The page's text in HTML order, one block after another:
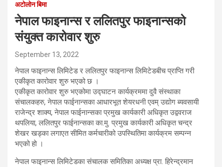
अटोलोन बिमा
नेपाल फाइनान्स र ललितपुर फाइनान्सको
संयुक्त कारोवार शुरु
September 13, 2022
नेपाल फाइनान्स लिमिटेड र ललितपुर फाइनान्स लिमिटेडबीच प्राप्ति गरी
एकीकृत कारोवार शुरु भएको छ ।
एकीकृत कारोवार शुरु भएकोमा उद्घाटन कार्यक्रममा दुवै संस्थाका
संचालकहरु, नेपाल फाईनान्सका आधारभूत शेयरधनी एवम् उद्योग ब्यवसायी
राजेन्द्र शाक्य, नेपाल फाईनान्सका प्रमुख कार्यकारी अधिकृत उद्ववराज
थपलिया, ललितपुर फाईनान्सका का.मु. प्रमुख कार्यकारी अधिकृत चन्द्र
शेखर खड्का लगाएत सीमित कर्मचारीको उपस्थितिमा कार्यक्रम सम्पन्न
भएको हो ।
नेपाल फाइनान्स लिमिटेडका संचालक समितिका अध्यक्ष प्रा. हिरेन्द्रमान